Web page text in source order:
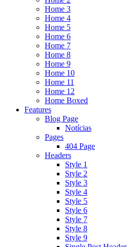
Home 3
Home 4
Home 5
Home 6
Home 7
Home 8
Home 9
Home 10
Home 11
Home 12
Home Boxed
Features
Blog Page
Notícias
Pages
404 Page
Headers
Style 1
Style 2
Style 3
Style 4
Style 5
Style 6
Style 7
Style 8
Style 9